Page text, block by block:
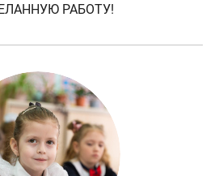
РАБОТУ!